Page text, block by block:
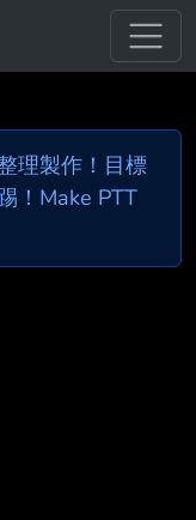
理製作！目標
！Make PTT